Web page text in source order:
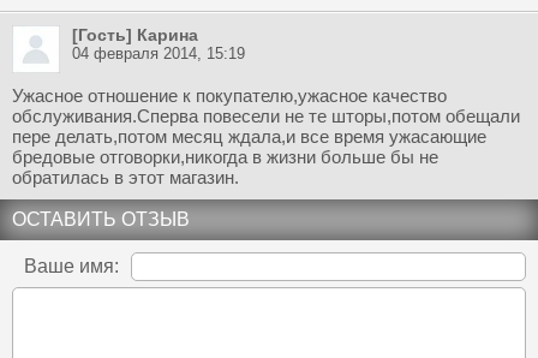
[Гость] Карина
04 февраля 2014, 15:19
Ужасное отношение к покупателю,ужасное качество
обслуживания.Сперва повесели не те шторы,потом обещали
пере делать,потом месяц ждала,и все время ужасающие
бредовые отговорки,никогда в жизни больше бы не
обратилась в этот магазин.
ОСТАВИТЬ ОТЗЫВ
Ваше имя: